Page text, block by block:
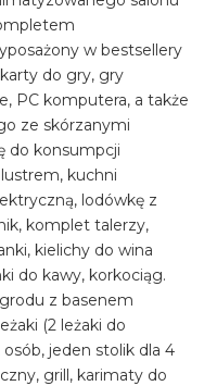
w bestsellery
do gry, gry
PC komputera, a także
ze skórzanymi
do konsumpcji
kuchni
lodówkę z
komplet talerzy,
kielichy do wina
do kawy, korkociąg.
z basenem
(2 leżaki do
jeden stolik dla 4
grill, karimaty do